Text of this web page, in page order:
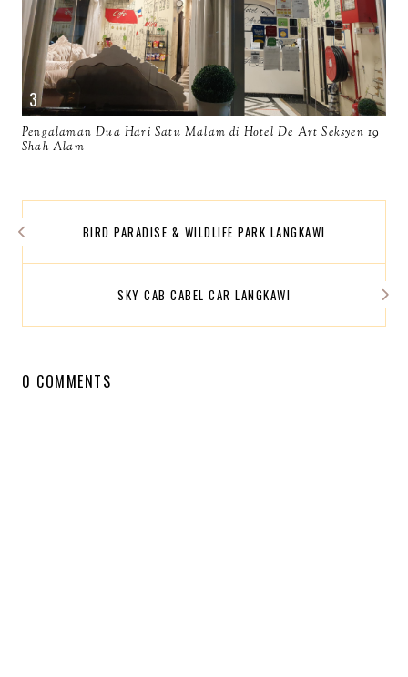
Pengalaman Dua Hari Satu Malam di Hotel De Art Seksyen 19
Shah Alam
BIRD PARADISE & WILDLIFE PARK LANGKAWI
SKY CAB CABEL CAR LANGKAWI
0 COMMENTS